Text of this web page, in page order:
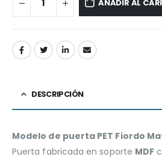
AÑADIR AL
DESCRIPCIÓN
Modelo de puerta PET Fiordo
Puerta fabricada en soporte MDF